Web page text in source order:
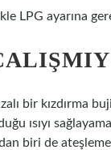
LPG ayarına
bir kızdırma
ısıyı
biri de ateşleme